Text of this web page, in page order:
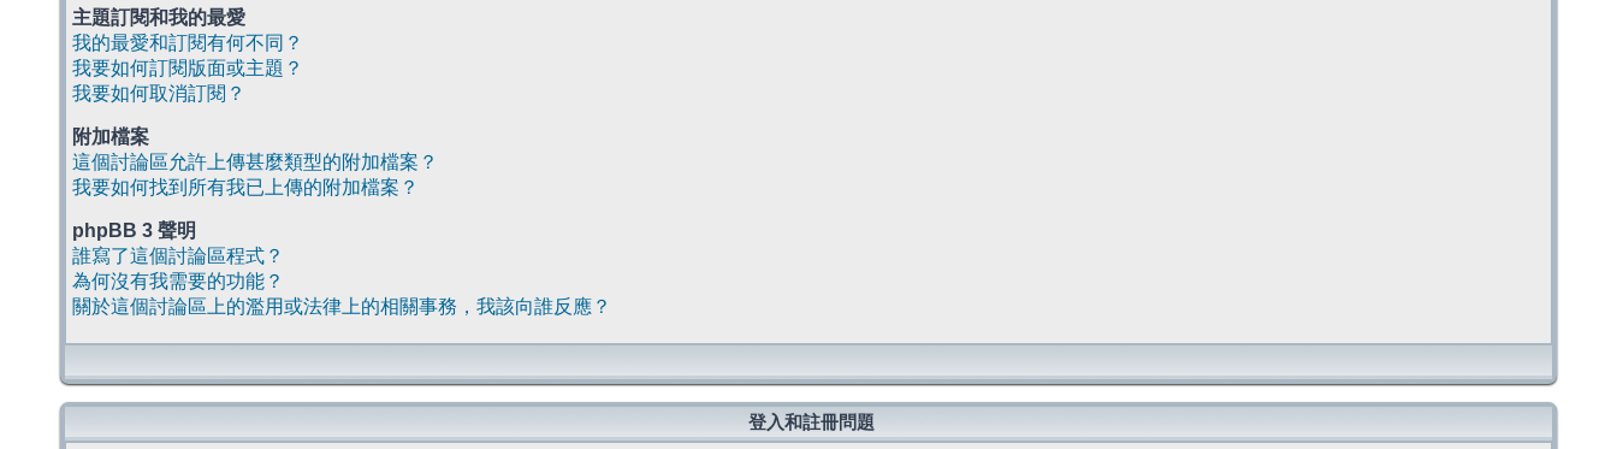
主題訂閱和我的最愛
我的最愛和訂閱有何不同？
我要如何訂閱版面或主題？
我要如何取消訂閱？
附加檔案
這個討論區允許上傳甚麼類型的附加檔案？
我要如何找到所有我已上傳的附加檔案？
phpBB 3 聲明
誰寫了這個討論區程式？
為何沒有我需要的功能？
關於這個討論區上的濫用或法律上的相關事務，我該向誰反應？
登入和註冊問題